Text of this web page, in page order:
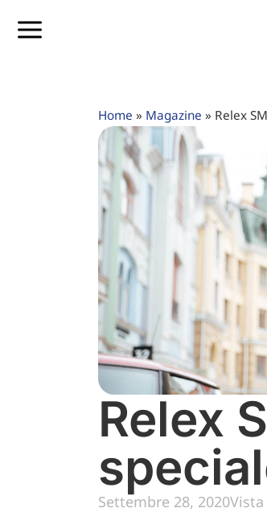
Home » Magazine » Relex
Relex
Settembre 28, 2020